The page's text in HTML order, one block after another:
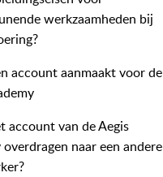
werkzaamheden bij
account aanmaakt voor de
account van de Aegis
naar een andere